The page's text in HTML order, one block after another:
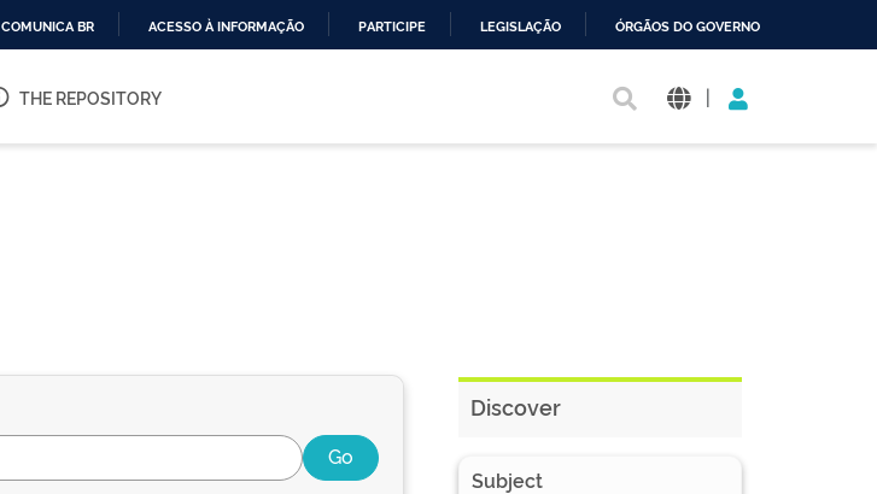
O
COMUNICA BR ACESSO À INFORMAÇÃO PARTICIPE LEGISLAÇÃO ÓRGÃOS DO GOVERNO
THE REPOSITORY |
Discover
Subject